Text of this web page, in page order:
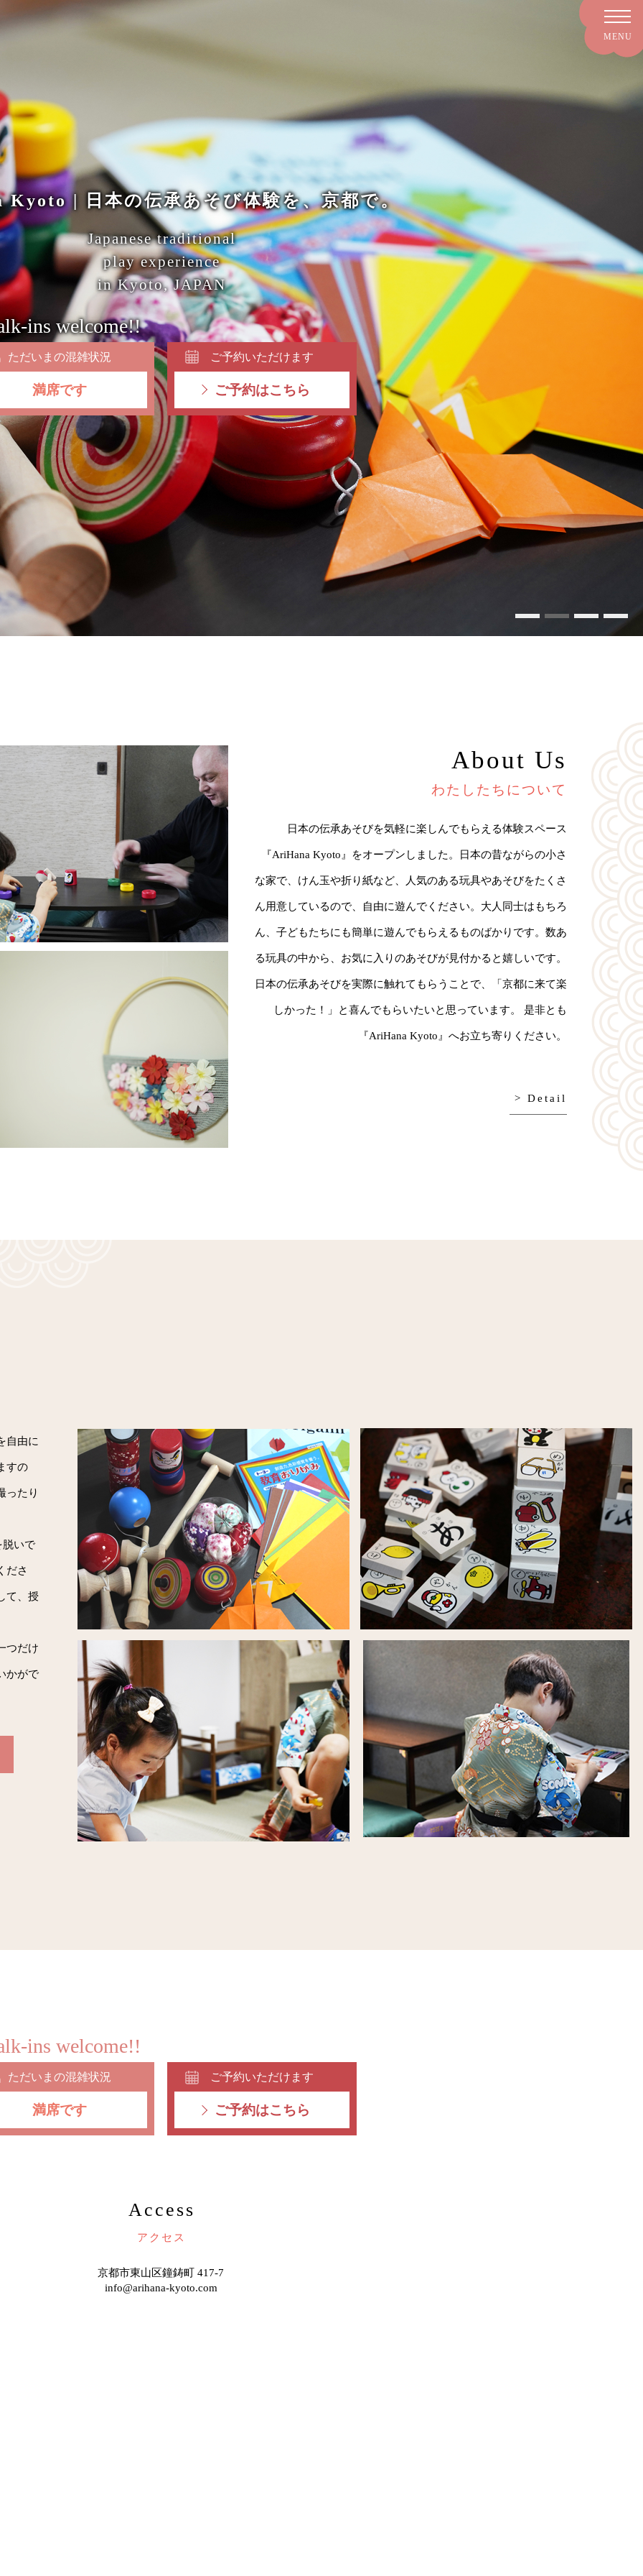
| 日本の伝承あそび体験を、京都で。
Japanese traditional
play experience
in Kyoto, JAPAN
ただいまの混雑状況
満席です
ins welcome!!
ご予約いただけます
ご予約はこちら
About Us
わたしたちについて
日本の伝承あそびを気軽に楽しんでもらえる体験スペース
『AriHana Kyoto』をオープンしました。日本の昔ながらの小さ
な家で、けん玉や折り紙など、人気のある玩具やあそびをたくさ
ん用意しているので、自由に遊んでください。大人同士はもちろ
ん、子どもたちにも簡単に遊んでもらえるものばかりです。数あ
る玩具の中から、お気に入りのあそびが見付かると嬉しいです。
日本の伝承あそびを実際に触れてもらうことで、「京都に来て楽
しかった！」と喜んでもらいたいと思っています。 是非とも
『AriHana Kyoto』へお立ち寄りください。
> Detail
自由に
すの
ったり
脱いで
ださ
て、授
つだけ
かがで
ただいまの混雑状況
満席です
ins welcome!!
ご予約いただけます
ご予約はこちら
Access
アクセス
京都市東山区鐘鋳町 417-7
info@arihana-kyoto.com